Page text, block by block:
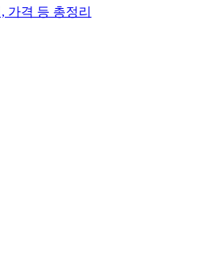
가격 등 총정리